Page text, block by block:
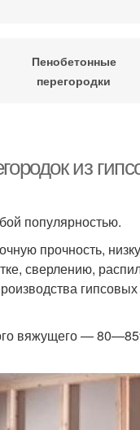
Пенобетонные
перегородки
из
популярностью.
прочность,
сверлению,
вяжущего —